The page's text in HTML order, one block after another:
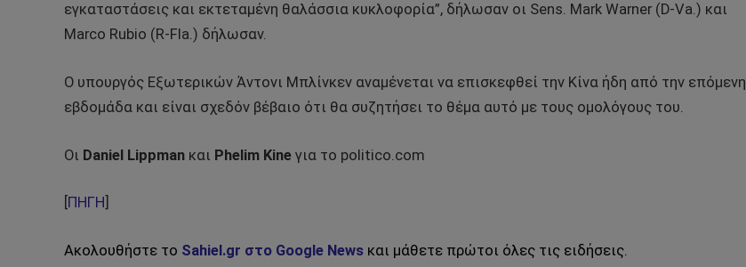
εγκαταστάσεις και εκτεταμένη θαλάσσια κυκλοφορία”, δήλωσαν οι Sens. Mark Warner (D-Va.) και
Marco Rubio (R-Fla.) δήλωσαν.
Ο υπουργός Εξωτερικών Άντονι Μπλίνκεν αναμένεται να επισκεφθεί την Κίνα ήδη από την επόμενη
εβδομάδα και είναι σχεδόν βέβαιο ότι θα συζητήσει το θέμα αυτό με τους ομολόγους του.
Οι Daniel Lippman και Phelim Kine για το politico.com
ΠΗΓΗ
Ακολουθήστε το Sahiel.gr στο Google News και μάθετε πρώτοι όλες τις ειδήσεις.